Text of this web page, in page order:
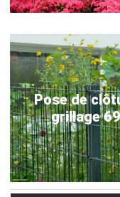
Pose de
grillage 69